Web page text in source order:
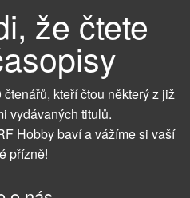
že čtete
kteří čtou některý z již
vydávaných titulů.
Hobby baví a vážíme si vaší
přízně!